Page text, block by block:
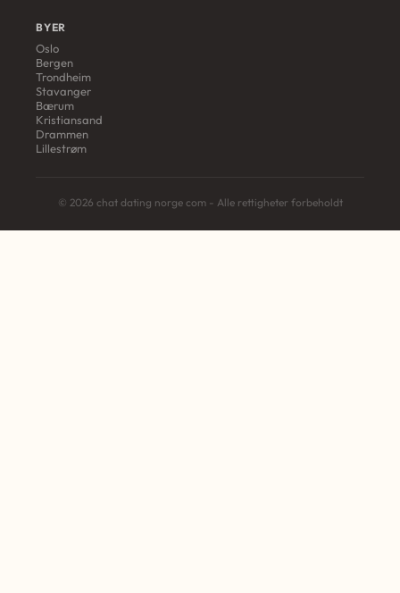
BYER
Oslo
Bergen
Trondheim
Stavanger
Bærum
Kristiansand
Drammen
Lillestrøm
© 2026 chat dating norge com - Alle rettigheter forbeholdt